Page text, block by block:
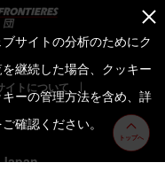
イトについて
トップへ
サイトの分析のためにク
継続した場合、クッキー
ーの管理方法を含め、詳
ご確認ください。